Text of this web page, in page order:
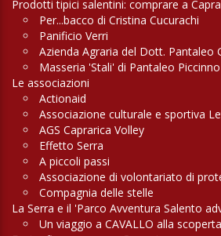
Prodotti tipici salentini: comprare a
Per...bacco di Cristina Cucurachi
Panificio Verri
Azienda Agraria del Dott. Pantaleo
Masseria 'Stali' di Pantaleo Piccinno
Le associazioni
Actionaid
Associazione culturale e sportiva
AGS Caprarica Volley
Effetto Serra
A piccoli passi
Associazione di volontariato di
Compagnia delle stelle
La Serra e il 'Parco Avventura Salento
Un viaggio a CAVALLO alla scoperta